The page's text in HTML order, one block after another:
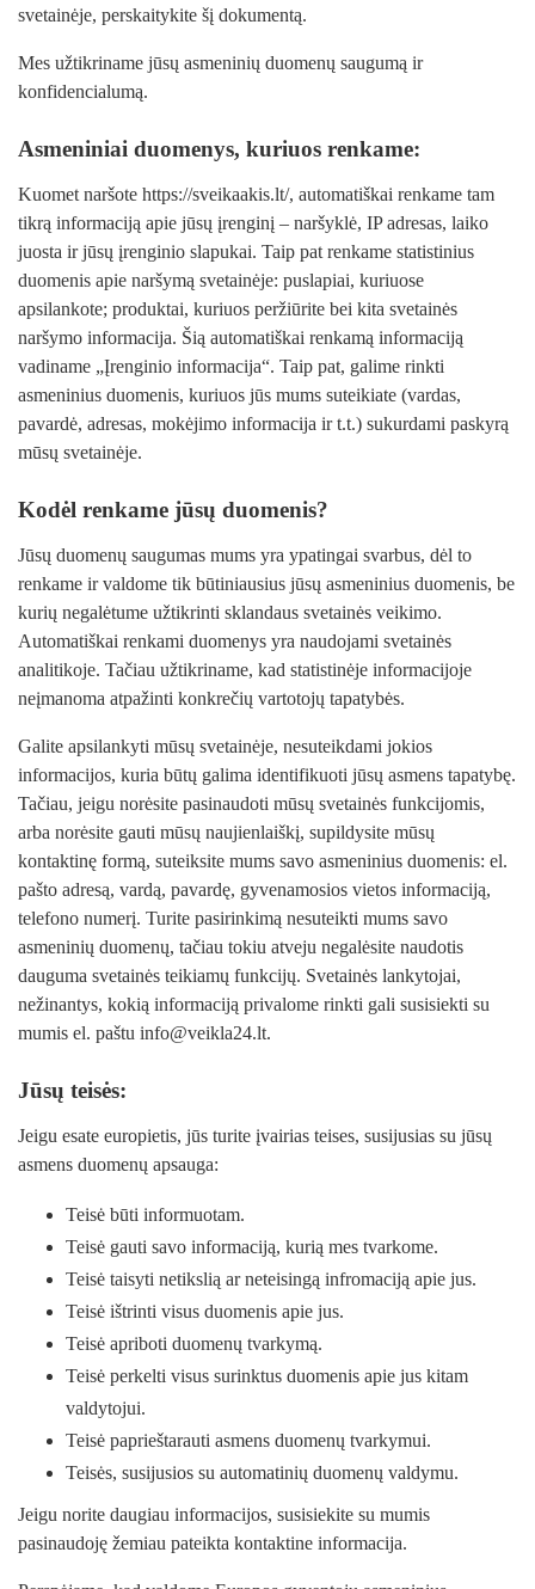
svetainėje, perskaitykite šį dokumentą.
Mes užtikriname jūsų asmeninių duomenų saugumą ir
konfidencialumą.
Asmeniniai duomenys, kuriuos renkame:
Kuomet naršote https://sveikaakis.lt/, automatiškai renkame tam
tikrą informaciją apie jūsų įrenginį – naršyklė, IP adresas, laiko
juosta ir jūsų įrenginio slapukai. Taip pat renkame statistinius
duomenis apie naršymą svetainėje: puslapiai, kuriuose
apsilankote; produktai, kuriuos peržiūrite bei kita svetainės
naršymo informacija. Šią automatiškai renkamą informaciją
vadiname „Įrenginio informacija“. Taip pat, galime rinkti
asmeninius duomenis, kuriuos jūs mums suteikiate (vardas,
pavardė, adresas, mokėjimo informacija ir t.t.) sukurdami paskyrą
mūsų svetainėje.
Kodėl renkame jūsų duomenis?
Jūsų duomenų saugumas mums yra ypatingai svarbus, dėl to
renkame ir valdome tik būtiniausius jūsų asmeninius duomenis, be
kurių negalėtume užtikrinti sklandaus svetainės veikimo.
Automatiškai renkami duomenys yra naudojami svetainės
analitikoje. Tačiau užtikriname, kad statistinėje informacijoje
neįmanoma atpažinti konkrečių vartotojų tapatybės.
Galite apsilankyti mūsų svetainėje, nesuteikdami jokios
informacijos, kuria būtų galima identifikuoti jūsų asmens tapatybę.
Tačiau, jeigu norėsite pasinaudoti mūsų svetainės funkcijomis,
arba norėsite gauti mūsų naujienlaiškį, supildysite mūsų
kontaktinę formą, suteiksite mums savo asmeninius duomenis: el.
pašto adresą, vardą, pavardę, gyvenamosios vietos informaciją,
telefono numerį. Turite pasirinkimą nesuteikti mums savo
asmeninių duomenų, tačiau tokiu atveju negalėsite naudotis
dauguma svetainės teikiamų funkcijų. Svetainės lankytojai,
nežinantys, kokią informaciją privalome rinkti gali susisiekti su
mumis el. paštu info@veikla24.lt.
Jūsų teisės:
Jeigu esate europietis, jūs turite įvairias teises, susijusias su jūsų
asmens duomenų apsauga:
Teisė būti informuotam.
Teisė gauti savo informaciją, kurią mes tvarkome.
Teisė taisyti netikslią ar neteisingą infromaciją apie jus.
Teisė ištrinti visus duomenis apie jus.
Teisė apriboti duomenų tvarkymą.
Teisė perkelti visus surinktus duomenis apie jus kitam
valdytojui.
Teisė paprieštarauti asmens duomenų tvarkymui.
Teisės, susijusios su automatinių duomenų valdymu.
Jeigu norite daugiau informacijos, susisiekite su mumis
pasinaudoję žemiau pateikta kontaktine informacija.